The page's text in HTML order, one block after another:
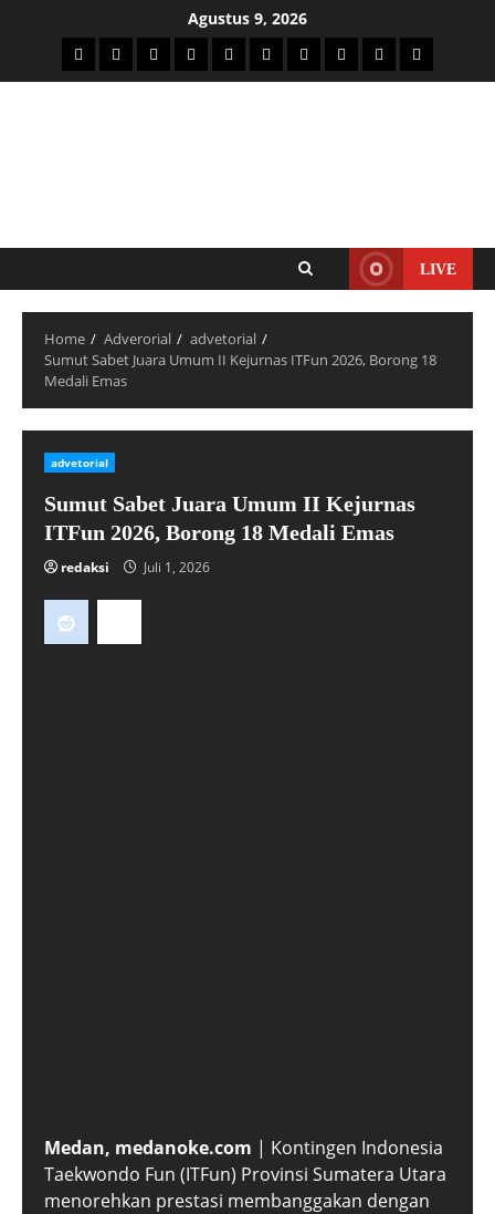
Agustus 9, 2026
LIVE
Home Adverorial
advetorial
Sumut Sabet Juara Umum II Kejurnas ITFun 2026, Borong 18
Medali Emas
advetorial
Sumut Sabet Juara Umum II Kejurnas
ITFun 2026, Borong 18 Medali Emas
redaksi Juli 1, 2026
Medan, medanoke.com | Kontingen Indonesia
Taekwondo Fun (ITFun) Provinsi Sumatera Utara
menorehkan prestasi membanggakan dengan